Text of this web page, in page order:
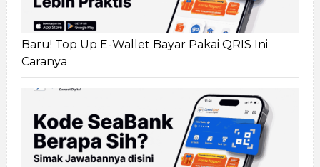
Baru! Top Up E-Wallet Bayar Pakai QRIS Ini
Caranya